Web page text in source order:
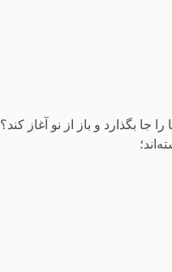
جا بگذارد و باز از نو آغاز کند؟